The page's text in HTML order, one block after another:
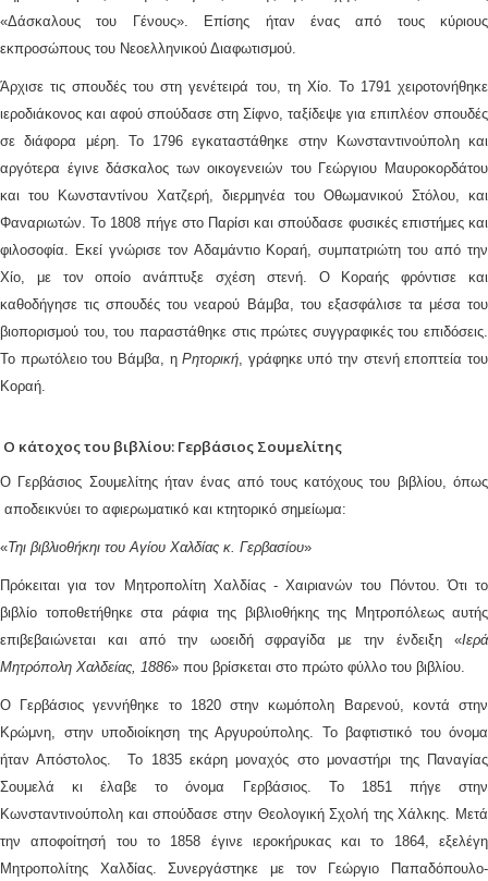
«Δάσκαλους του Γένους». Επίσης ήταν ένας από τους κύριους
εκπροσώπους του Νεοελληνικού Διαφωτισμού.
Άρχισε τις σπουδές του στη γενέτειρά του, τη Χίο. Το 1791 χειροτονήθηκε
ιεροδιάκονος και αφού σπούδασε στη Σίφνο, ταξίδεψε για επιπλέον σπουδές
σε διάφορα μέρη. Το 1796 εγκαταστάθηκε στην Κωνσταντινούπολη και
αργότερα έγινε δάσκαλος των οικογενειών του Γεώργιου Μαυροκορδάτου
και του Κωνσταντίνου Χατζερή, διερμηνέα του Οθωμανικού Στόλου, και
Φαναριωτών. Το 1808 πήγε στο Παρίσι και σπούδασε φυσικές επιστήμες και
φιλοσοφία. Εκεί γνώρισε τον Αδαμάντιο Κοραή, συμπατριώτη του από την
Χίο, με τον οποίο ανάπτυξε σχέση στενή. Ο Κοραής φρόντισε και
καθοδήγησε τις σπουδές του νεαρού Βάμβα, του εξασφάλισε τα μέσα του
βιοπορισμού του, του παραστάθηκε στις πρώτες συγγραφικές του επιδόσεις.
Το πρωτόλειο του Βάμβα, ηΡητορική, γράφηκε υπό την στενή εποπτεία του
Κοραή.
Ο κάτοχος του βιβλίου: Γερβάσιος Σουμελίτης
Ο Γερβάσιος Σουμελίτης ήταν ένας από τους κατόχους του βιβλίου, όπως
αποδεικνύει το αφιερωματικό και κτητορικό σημείωμα:
«Τηι βιβλιοθήκηι του Αγίου Χαλδίας κ. Γερβασίου»
Πρόκειται για τον Μητροπολίτη Χαλδίας - Χαιριανών του Πόντου. Ότι το
βιβλίο τοποθετήθηκε στα ράφια της βιβλιοθήκης της Μητροπόλεως αυτής
επιβεβαιώνεται και από την ωοειδή σφραγίδα με την ένδειξη «Ιερά
Μητρόπολη Χαλδείας, 1886» που βρίσκεται στο πρώτο φύλλο του βιβλίου.
Ο Γερβάσιος γεννήθηκε το 1820 στην κωμόπολη Βαρενού, κοντά στην
Κρώμνη, στην υποδιοίκηση της Αργυρούπολης. Το βαφτιστικό του όνομα
ήταν Απόστολος. Το 1835 εκάρη μοναχός στο μοναστήρι της Παναγίας
Σουμελά κι έλαβε το όνομα Γερβάσιος. Το 1851 πήγε στην
Κωνσταντινούπολη και σπούδασε στην Θεολογική Σχολή της Χάλκης. Μετά
την αποφοίτησή του το 1858 έγινε ιεροκήρυκας και το 1864, εξελέγη
Μητροπολίτης Χαλδίας. Συνεργάστηκε με τον Γεώργιο Παπαδόπουλο-